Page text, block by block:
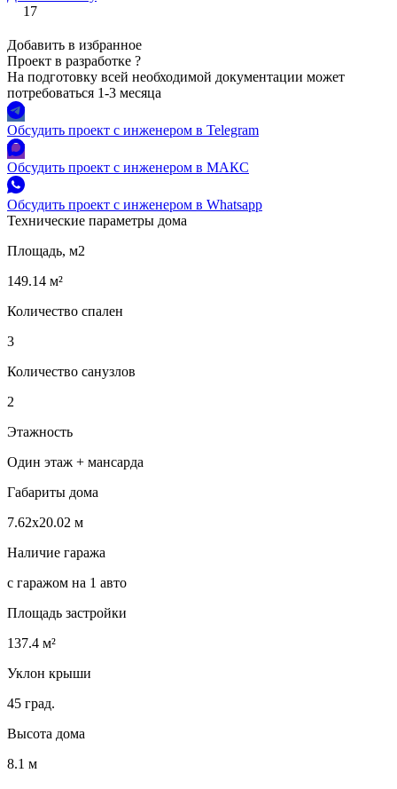
17
Добавить в избранное
Проект в разработке ?
На подготовку всей необходимой документации может
потребоваться 1-3 месяца
Обсудить проект с инженером в Telegram
Обсудить проект с инженером в МАКС
Обсудить проект с инженером в Whatsapp
Технические параметры дома
Площадь, м2
149.14 м²
Количество спален
3
Количество санузлов
2
Этажность
Один этаж + мансарда
Габариты дома
7.62х20.02 м
Наличие гаража
с гаражом на 1 авто
Площадь застройки
137.4 м²
Уклон крыши
45 град.
Высота дома
8.1 м